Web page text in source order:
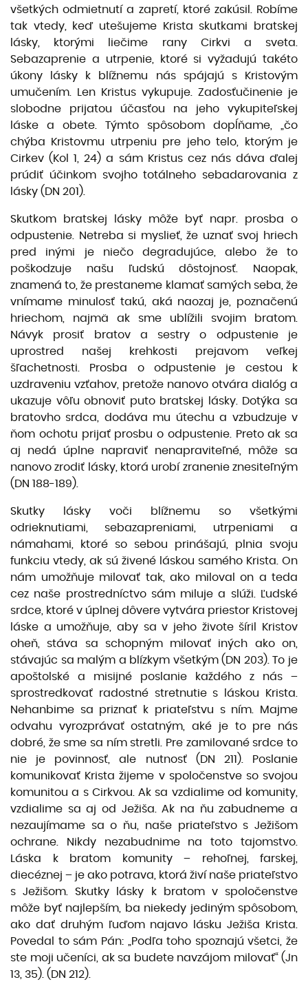
všetkých odmietnutí a zapretí, ktoré zakúsil. Robíme
tak vtedy, keď utešujeme Krista skutkami bratskej
lásky, ktorými liečime rany Cirkvi a sveta.
Sebazaprenie a utrpenie, ktoré si vyžadujú také­to
úkony lásky k blížnemu nás spájajú s Kristovým
umučením. Len Kristus vykupuje. Zadosťučine­nie je
slobodne prijatou účasťou na jeho vykupiteľskej
láske a obete. Týmto spôsobom dopĺňame, „čo
chýba Kristovmu utrpeniu pre jeho telo, ktorým je
Cirkev (Kol 1, 24) a sám Kristus cez nás dáva ďalej
prúdiť účinkom svojho totálneho sebadarovania z
lásky (DN 201).
Skutkom bratskej lásky môže byť napr. prosba o
odpustenie. Netreba si myslieť, že uznať svoj hriech
pred inými je niečo degradujúce, alebo že to
poškodzuje našu ľudskú dôstojnosť. Naopak,
znamená to, že prestaneme klamať samých seba, že
vnímame minulosť takú, aká naozaj je, poznačenú
hriechom, najmä ak sme ublížili svojim bratom.
Návyk prosiť bratov a sestry o odpustenie je
uprostred našej krehkosti prejavom veľkej
šľachetnosti. Prosba o odpustenie je cestou k
uzdraveniu vzťahov, pretože nanovo otvára dialóg a
ukazuje vôľu obnoviť puto bratskej lásky. Dotýka sa
bratovho srdca, dodáva mu útechu a vzbudzuje v
ňom ochotu prijať prosbu o odpustenie. Preto ak sa
aj nedá úplne napraviť nenapraviteľné, môže sa
nanovo zrodiť lásky, ktorá urobí zranenie znesiteľným
(DN 188-189).
Skutky lásky voči blížnemu so všetkými
odrieknutiami, sebazapreniami, utrpeniami a
námahami, ktoré so sebou prinášajú, plnia svoju
funkciu vtedy, ak sú živené láskou samého Krista. On
nám umožňuje milovať tak, ako miloval on a teda
cez naše prostredníctvo sám miluje a slúži. Ľudské
srd­ce, ktoré v úplnej dôvere vytvára priestor Kristovej
láske a umožňuje, aby sa v jeho živote šíril Kris­tov
oheň, stáva sa schopným milovať iných ako on,
stávajúc sa malým a blízkym všetkým (DN 203). To je
apoštolské a misijné poslanie každého z nás –
sprostredkovať radostné stretnutie s láskou Krista.
Nehanbime sa priznať k priateľstvu s ním. Majme
odvahu vyrozprávať ostatným, aké je to pre nás
dobré, že sme sa ním stretli. Pre zamilované srdce to
nie je povinnosť, ale nutnosť (DN 211). Poslanie
komunikovať Krista žijeme v spoločenstve so svojou
komunitou a s Cirkvou. Ak sa vzdia­lime od komunity,
vzdialime sa aj od Ježiša. Ak na ňu zabudneme a
nezaujímame sa o ňu, naše priateľstvo s Ježišom
ochrane. Nikdy nezabudnime na toto tajomstvo.
Láska k bratom komunity – rehoľnej, farskej,
diecéznej – je ako potrava, ktorá živí naše priateľstvo
s Ježišom. Skutky lásky k bratom v spoločenstve
môže byť najlepším, ba niekedy jediným spôsobom,
ako dať druhým ľu­ďom najavo lásku Ježiša Krista.
Povedal to sám Pán: „Podľa toho spoznajú všetci, že
ste moji učení­ci, ak sa budete navzájom milovať“ (Jn
13, 35). (DN 212).